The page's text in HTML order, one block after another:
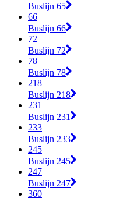
Buslijn 65
66
Buslijn 66
72
Buslijn 72
78
Buslijn 78
218
Buslijn 218
231
Buslijn 231
233
Buslijn 233
245
Buslijn 245
247
Buslijn 247
360